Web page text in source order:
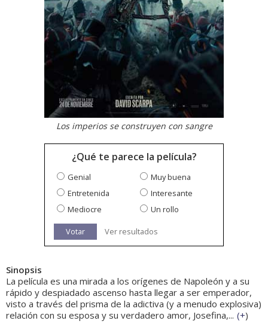
Los imperios se construyen con sangre
¿Qué te parece la película?
Genial
Muy buena
Entretenida
Interesante
Mediocre
Un rollo
Votar Ver resultados
Sinopsis
La película es una mirada a los orígenes de Napoleón y a su
rápido y despiadado ascenso hasta llegar a ser emperador,
visto a través del prisma de la adictiva (y a menudo explosiva)
relación con su esposa y su verdadero amor, Josefina,... (+)